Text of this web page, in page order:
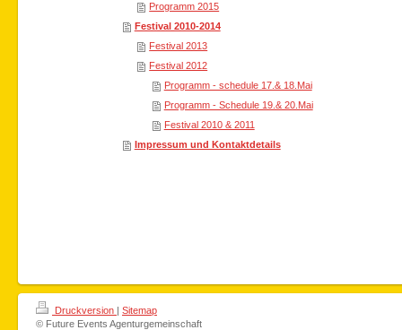
Programm 2015
Festival 2010-2014
Festival 2013
Festival 2012
Programm - schedule 17.& 18.Mai
Programm - Schedule 19.& 20.Mai
Festival 2010 & 2011
Impressum und Kontaktdetails
Druckversion | Sitemap
© Future Events Agenturgemeinschaft